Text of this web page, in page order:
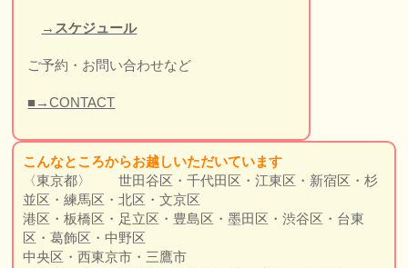
→スケジュール
ご予約・お問い合わせなど
■→CONTACT
こんなところからお越しいただいています
〈東京都〉 世田谷区・千代田区・江東区・新宿区・杉
並区・練馬区・北区・文京区
港区・板橋区・足立区・豊島区・墨田区・渋谷区・台東
区・葛飾区・中野区
中央区・西東京市・三鷹市